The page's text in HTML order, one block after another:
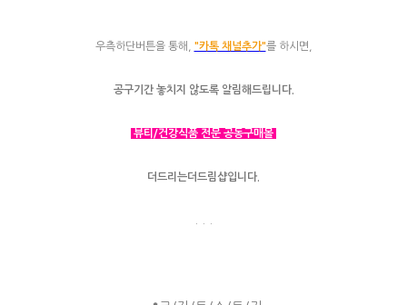
우측하단버튼을 통해, "카톡 채널추가"를 하시면,
공구기간 놓치지 않도록 알림해드립니다.
뷰티/건강식품 전문 공동구매몰
더드리는더드림샵입니다.